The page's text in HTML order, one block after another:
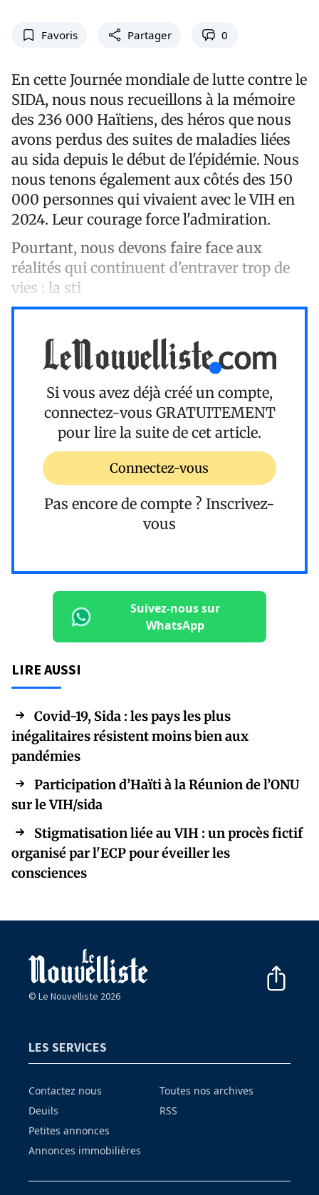
Favoris Partager 0
En cette Journée mondiale de lutte contre le
SIDA, nous nous recueillons à la mémoire
des 236 000 Haïtiens, des héros que nous
avons perdus des suites de maladies liées
au sida depuis le début de l'épidémie. Nous
nous tenons également aux côtés des 150
000 personnes qui vivaient avec le VIH en
2024. Leur courage force l'admiration.
Pourtant, nous devons faire face aux
réalités qui continuent d'entraver trop de
vies : la sti
Si vous avez déjà créé un compte,
connectez-vous GRATUITEMENT
pour lire la suite de cet article.
Connectez-vous
Pas encore de compte ? Inscrivez-
vous
Suivez-nous sur
WhatsApp
LIRE AUSSI
Covid-19, Sida : les pays les plus
inégalitaires résistent moins bien aux
pandémies
Participation d’Haïti à la Réunion de l’ONU
sur le VIH/sida
Stigmatisation liée au VIH : un procès fictif
organisé par l'ECP pour éveiller les
consciences
© Le Nouvelliste 2026
LES SERVICES
Contactez nous
Deuils
Petites annonces
Annonces immobilières
Toutes nos archives
RSS